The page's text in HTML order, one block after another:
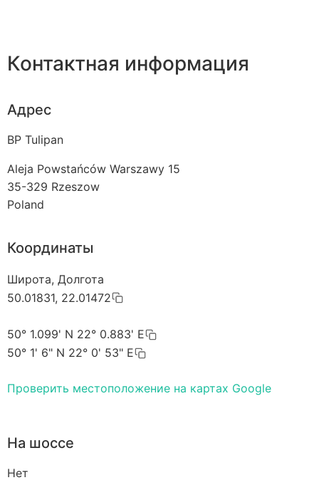
Контактная информация
Адрес
BP Tulipan
Aleja Powstańców Warszawy 15
35-329 Rzeszow
Poland
Координаты
Широта, Долгота
50.01831, 22.01472
50° 1.099' N 22° 0.883' E
50° 1' 6" N 22° 0' 53" E
Проверить местоположение на картах Google
На шоссе
Нет